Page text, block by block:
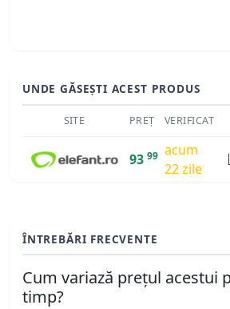
UNDE GĂSEȘTI ACEST PRODUS
SITE PREȚ VERIFICAT
93 99 acum
22 zile
ÎNTREBĂRI FRECVENTE
Cum variază prețul acestui
timp?